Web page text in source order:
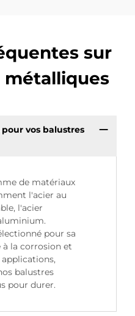
sur
métalliques
vos balustres
de matériaux
l'acier au
l'acier
pour sa
à la corrosion et
balustres
pour durer.